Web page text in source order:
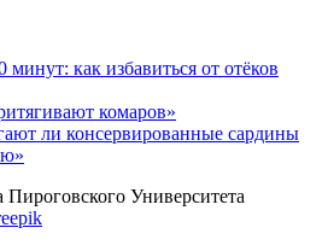
минут: как избавиться от отёков
комаров»
ли консервированные сардины
Пироговского Университета